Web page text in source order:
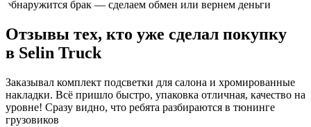
обнаружится брак — сделаем обмен или вернем деньги
Отзывы тех, кто уже сделал покупку
в Selin Truck
Заказывал комплект подсветки для салона и хромированные
накладки. Всё пришло быстро, упаковка отличная, качество на
уровне! Сразу видно, что ребята разбираются в тюнинге
грузовиков